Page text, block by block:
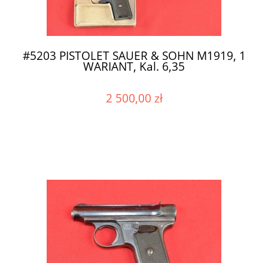
#5203 PISTOLET SAUER & SOHN M1919, 1
WARIANT, Kal. 6,35
2 500,00 zł